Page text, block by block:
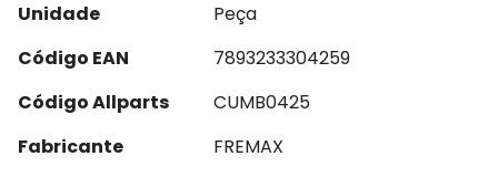
Unidade
Peça
Código EAN
7893233304259
Código Allparts
CUMB0425
Fabricante
FREMAX